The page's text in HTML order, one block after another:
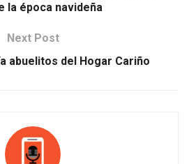
la época navideña
Next Post
abuelitos del Hogar Cariño